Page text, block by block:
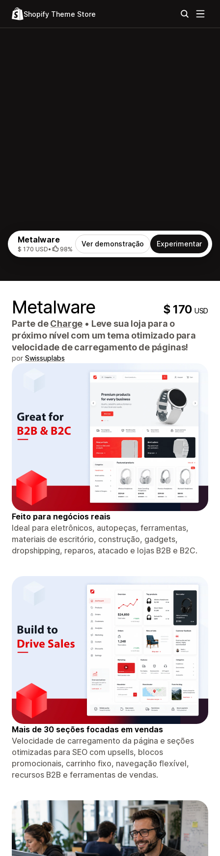
Shopify Theme Store
Metalware
$ 170 USD• 98%
Ver demonstração Experimentar
Metalware $ 170USD
Parte deCharge • Leve sua loja para o
próximo nível com um tema otimizado para
velocidade de carregamento de páginas!
por Swissuplabs
Feito para negócios reais
Ideal para eletrônicos, autopeças, ferramentas,
materiais de escritório, construção, gadgets,
dropshipping, reparos, atacado e lojas B2B e B2C.
Mais de 30 seções focadas em vendas
Velocidade de carregamento da página e seções
otimizadas para SEO com upsells, blocos
promocionais, carrinho fixo, navegação flexível,
recursos B2B e ferramentas de vendas.